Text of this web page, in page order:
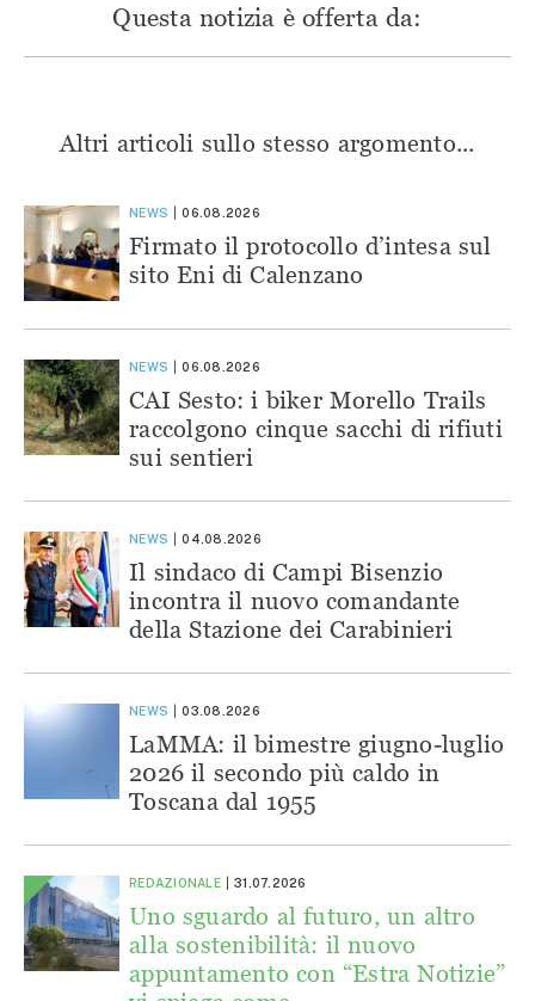
Questa notizia è offerta da:
Altri articoli sullo stesso argomento...
NEWS 06.08.2026
Firmato il protocollo d’intesa sul
sito Eni di Calenzano
NEWS 06.08.2026
CAI Sesto: i biker Morello Trails
raccolgono cinque sacchi di rifiuti
sui sentieri
NEWS 04.08.2026
Il sindaco di Campi Bisenzio
incontra il nuovo comandante
della Stazione dei Carabinieri
NEWS 03.08.2026
LaMMA: il bimestre giugno-luglio
2026 il secondo più caldo in
Toscana dal 1955
REDAZIONALE 31.07.2026
Uno sguardo al futuro, un altro
alla sostenibilità: il nuovo
appuntamento con “Estra Notizie”